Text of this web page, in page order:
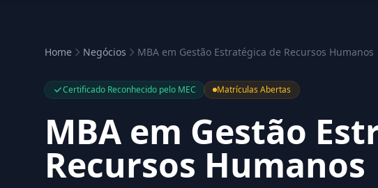
Home Negócios MBA em Gestão Estratégica de Recursos Humanos
Certificado Reconhecido pelo MEC Matrículas Abertas
MBA em Gestão
Recursos Humanos